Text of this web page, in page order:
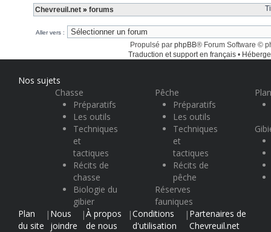
Chevreuil.net » forums
Aller vers :
Propulsé par phpBB® Forum Software ©
Traduction et support en français •
Nos sujets
Chasse
Préparatifs
Les outils
Techniques
et
tactiques
Récits de
chasse
Biologie du
gibier
Pêche
Préparatifs
Les outils
Techniques
et
tactiques
Récits de
pêche
Réserves
fauniques
Plan
du site
| Nous
joindre
|À propos
de nous
|Conditions
d'utilisation
| Partenaires de
Chevreuil.net